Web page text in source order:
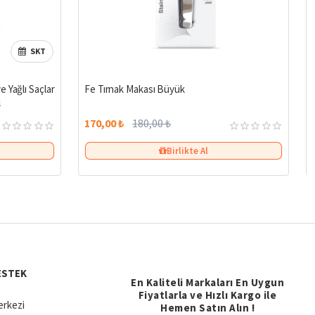
SKT
Saçlar
Fe Tırnak Makası Büyük
170,00 ₺ 180,00 ₺
Birlikte Al
En Kaliteli Markaları En Uygun
Fiyatlarla ve Hızlı Kargo ile
Hemen Satın Alın !